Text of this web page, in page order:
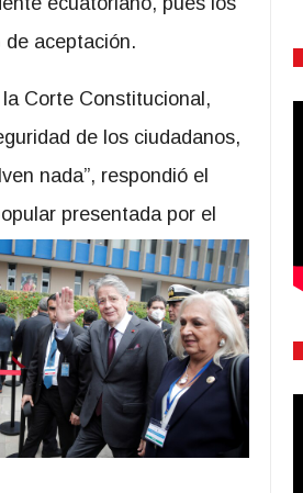
aceptación.
Corte Constitucional,
de los ciudadanos,
nada”, respondió el
presentada por el